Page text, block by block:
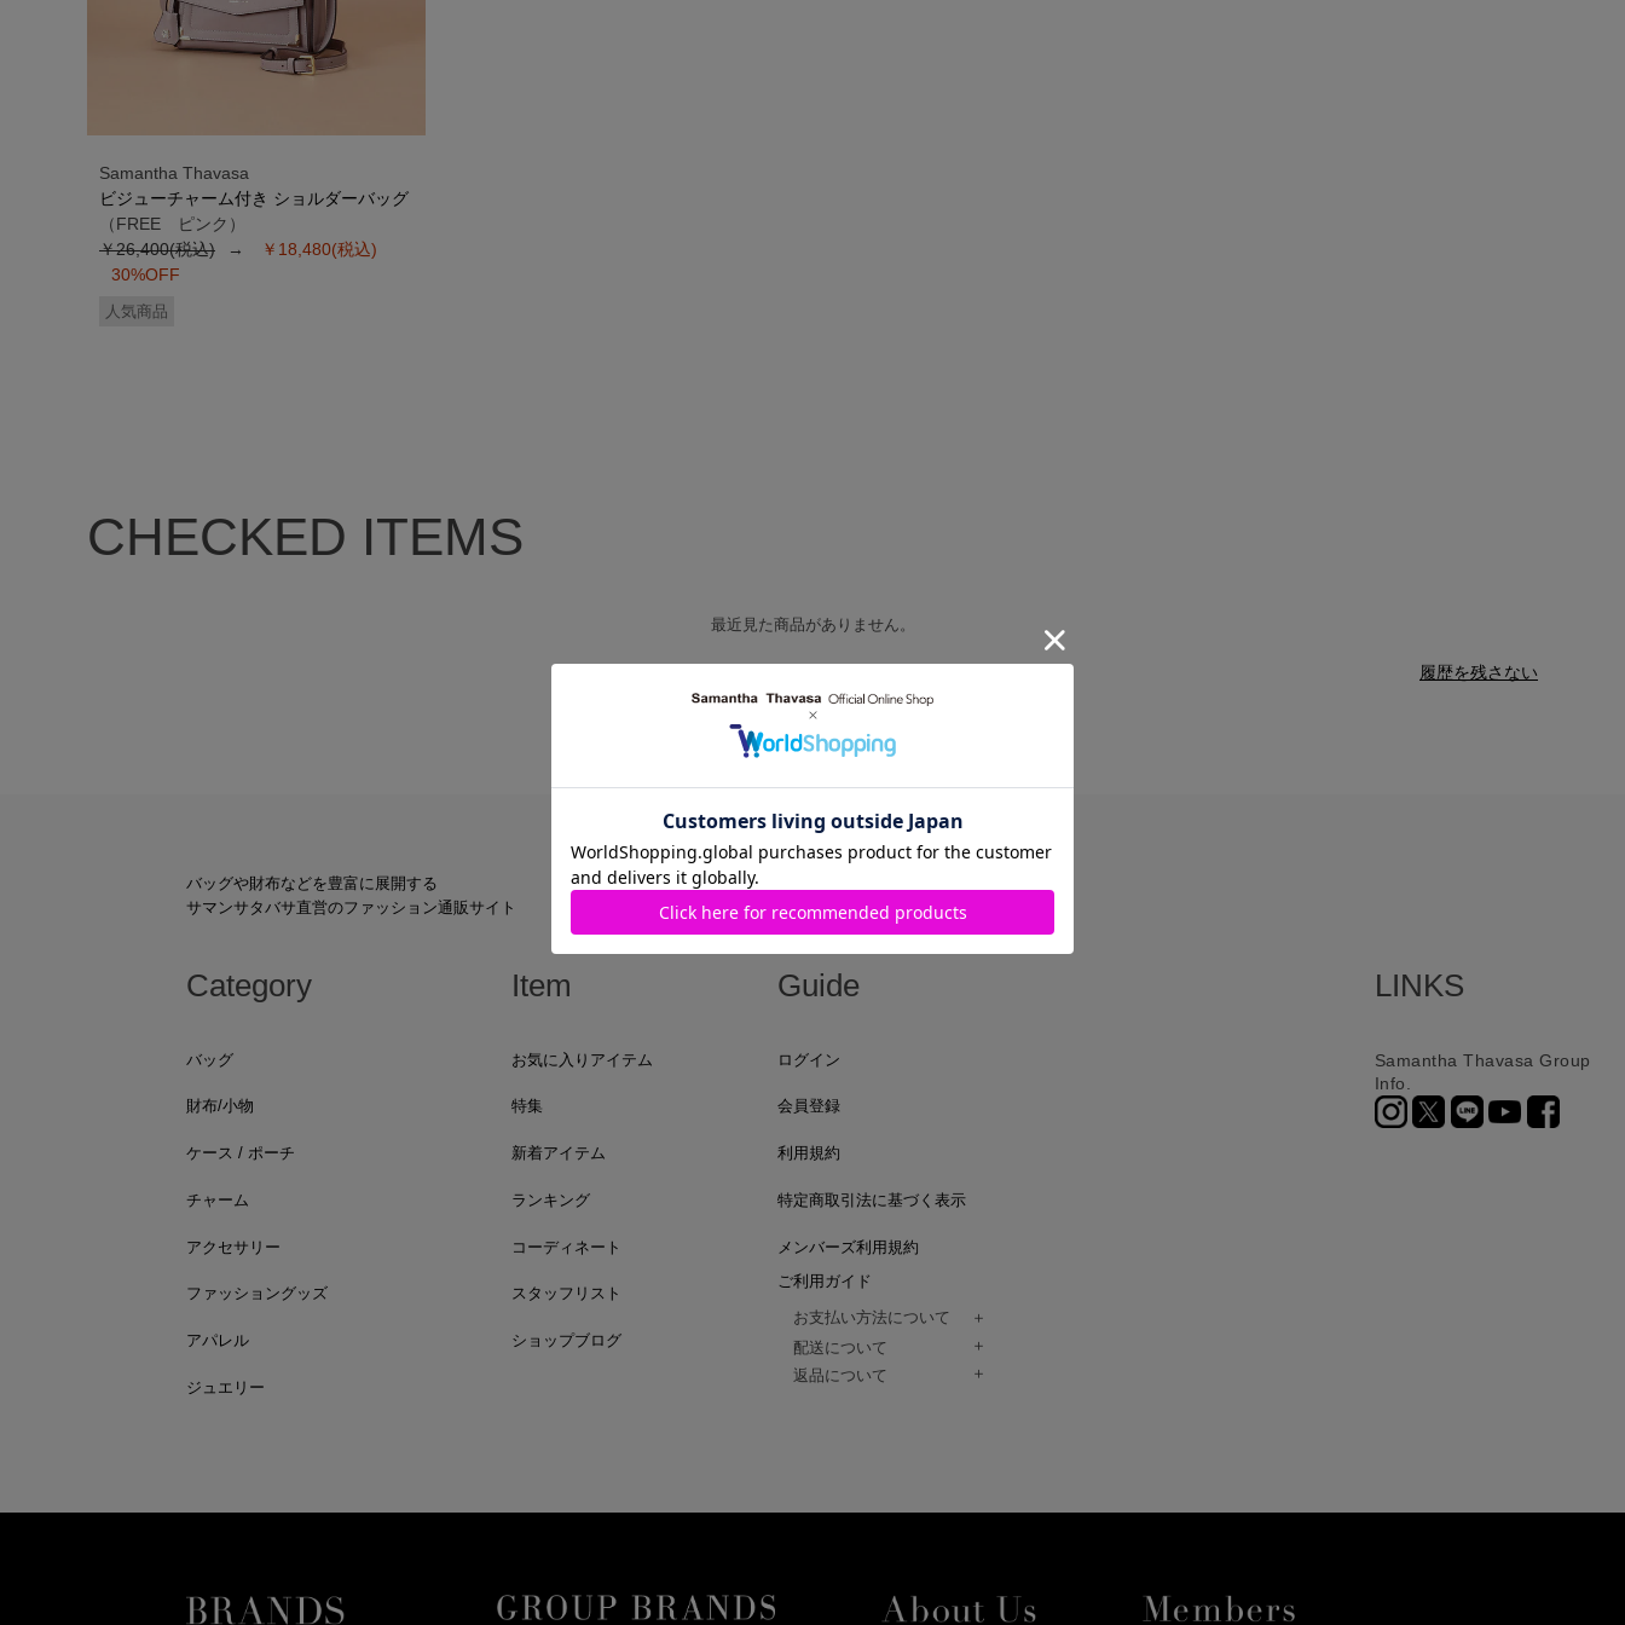
Samantha Thavasa
ビジューチャーム付き ショルダーバッグ
（FREE ピンク）
30%OFF
￥26,400(税込) ￥18,480(税込)
人気商品
CHECKED ITEMS
最近見た商品がありません。
履歴を残さない
バッグや財布などを豊富に展開する
サマンサタバサ直営のファッション通販サイト
Category
バッグ
財布/小物
ケース / ポーチ
チャーム
アクセサリー
ファッショングッズ
アパレル
ジュエリー
Item
お気に入りアイテム
特集
新着アイテム
ランキング
コーディネート
スタッフリスト
ショップブログ
Guide
ログイン
会員登録
利用規約
特定商取引法に基づく表示
メンバーズ利用規約
ご利用ガイド
お支払い方法について
クレジットカード、代金引換、コンビニ決済（前払い）、
Paidy（翌月払い）、
amazon payをご利用いただけます。
配送について
ご注文商品は、佐川急便にてご注文毎に、配送いたします。
返品について
ご注文内容と異なる商品が到着した場合
詳しくはこちら
LINKS
Samantha Thavasa Group
Info.